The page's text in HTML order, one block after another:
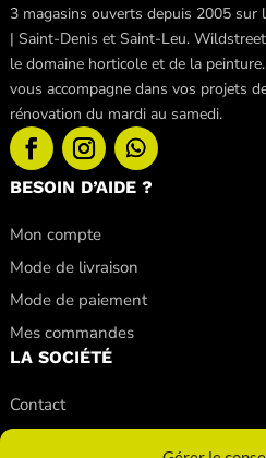
3 magasins ouverts depuis 2005 sur
| Saint-Denis et Saint-Leu. Wildstreet
le domaine horticole et de la
vous accompagne dans vos projets
rénovation du mardi au samedi.
BESOIN D’AIDE ?
Mon compte
Mode de livraison
Mode de paiement
Mes commandes
LA SOCIÉTÉ
Contact
Nos conseils